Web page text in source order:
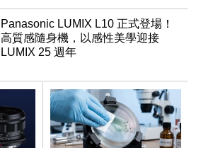
Panasonic LUMIX L10 正式登場！
高質感隨身機，以感性美學迎接
LUMIX 25 週年